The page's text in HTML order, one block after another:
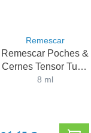
Remescar
Remescar Poches &
Cernes Tensor Tube
8ml Nf
8 ml